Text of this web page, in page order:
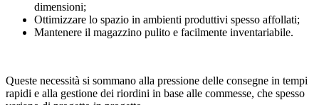
dimensioni;
Ottimizzare lo spazio in ambienti produttivi spesso affollati;
Mantenere il magazzino pulito e facilmente inventariabile.
Queste necessità si sommano alla pressione delle consegne in tempi
rapidi e alla gestione dei riordini in base alle commesse, che spesso